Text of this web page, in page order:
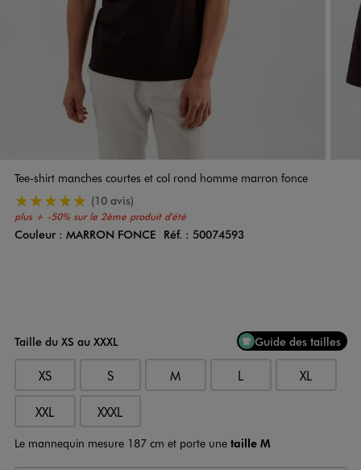
Tee-shirt manches courtes et col rond homme marron fonce
plus + -50% sur le 2ème produit d'été
5/5 de moyenne(10 avis)
Couleur
Couleur : MARRON FONCE Réf. : 50074593
Taille du XS au XXXL Guide des tailles
XS S M L XL
XXL XXXL
Le mannequin mesure 187 cm et porte une taille M